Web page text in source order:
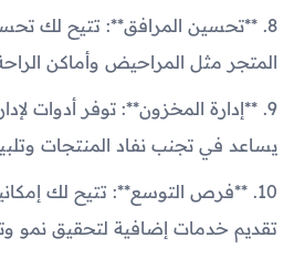
8. **تحسين المرافق**: تتيح لك
المتجر مثل المراحيض وأماكن
9. **إدارة المخزون**: توفر أدوات
يساعد في تجنب نفاد المنتجات
10. **فرص التوسع**: تتيح لك
تقديم خدمات إضافية لتحقيق نمو